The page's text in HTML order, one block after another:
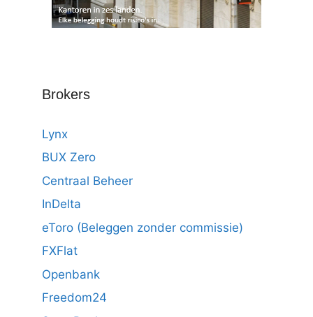
Brokers
Lynx
BUX Zero
Centraal Beheer
InDelta
eToro (Beleggen zonder commissie)
FXFlat
Openbank
Freedom24